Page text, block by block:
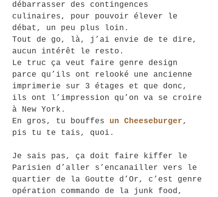
débarrasser des contingences
culinaires, pour pouvoir élever le
débat, un peu plus loin.
Tout de go, là, j’ai envie de te dire,
aucun intérêt le resto.
Le truc ça veut faire genre design
parce qu’ils ont relooké une ancienne
imprimerie sur 3 étages et que donc,
ils ont l’impression qu’on va se croire
à New York.
En gros, tu bouffes un Cheeseburger,
pis tu te tais, quoi.
Je sais pas, ça doit faire kiffer le
Parisien d’aller s’encanailler vers le
quartier de la Goutte d’Or, c’est genre
opération commando de la junk food,